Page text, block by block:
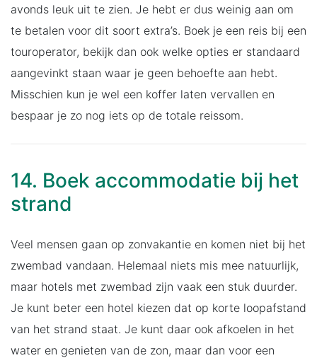
avonds leuk uit te zien. Je hebt er dus weinig aan om
te betalen voor dit soort extra’s. Boek je een reis bij een
touroperator, bekijk dan ook welke opties er standaard
aangevinkt staan waar je geen behoefte aan hebt.
Misschien kun je wel een koffer laten vervallen en
bespaar je zo nog iets op de totale reissom.
14. Boek accommodatie bij het
strand
Veel mensen gaan op zonvakantie en komen niet bij het
zwembad vandaan. Helemaal niets mis mee natuurlijk,
maar hotels met zwembad zijn vaak een stuk duurder.
Je kunt beter een hotel kiezen dat op korte loopafstand
van het strand staat. Je kunt daar ook afkoelen in het
water en genieten van de zon, maar dan voor een